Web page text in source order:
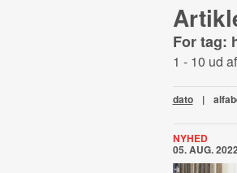
For tag:
1 - 10 ud
dato |
NYHED
05. AUG.